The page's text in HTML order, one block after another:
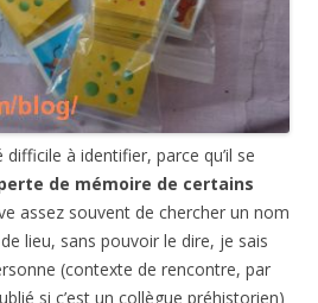
à identifier, parce qu’il se
de mémoire de certains
assez souvent de chercher un nom
lieu, sans pouvoir le dire, je sais
(contexte de rencontre, par
si c’est un collègue préhistorien)